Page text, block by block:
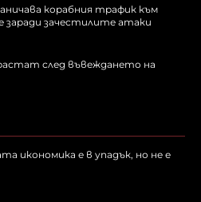
корабния трафик към
заради зачестилите атаки
след въвеждането на
икономика е в упадък, но не е